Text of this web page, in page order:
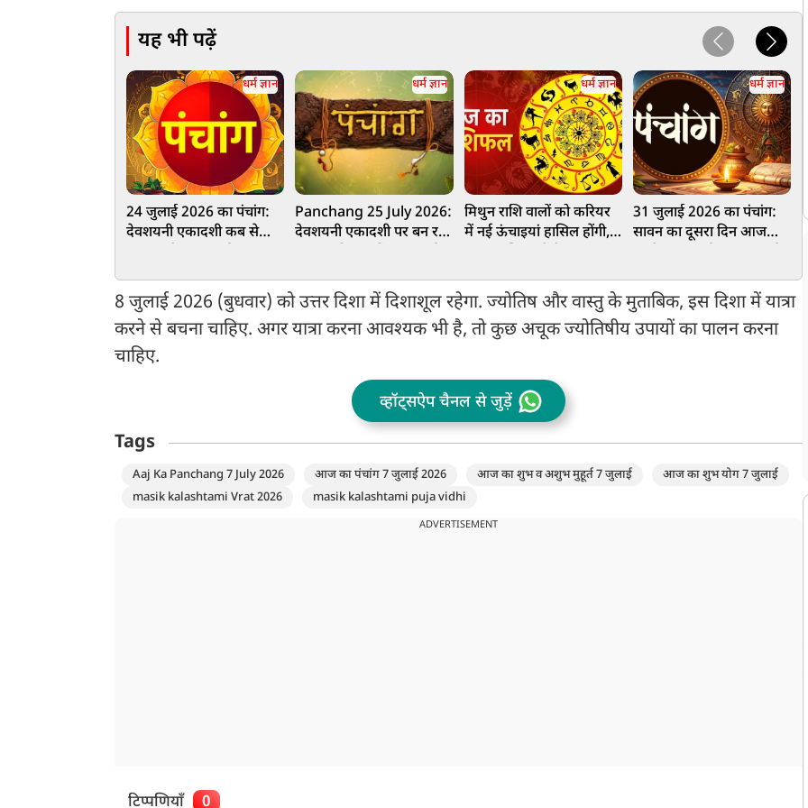
यह भी पढ़ें
धर्म ज्ञान
24 जुलाई 2026 का पंचांग:
देवशयनी एकादशी कब से
धर्म ज्ञान
Panchang 25 July 2026:
देवशयनी एकादशी पर बन रहा
धर्म ज्ञान
मिथुन राशि वालों को करियर
में नई ऊंचाइयां हासिल होंगी,
दिन कैसा रहेगा
धर्म ज्ञान
31 जुलाई 2026 का पंचांग:
सावन का दूसरा दिन आज
8 जुलाई 2026 (बुधवार) को उत्तर दिशा में दिशाशूल रहेगा. ज्योतिष और वास्तु के मुताबिक, इस दिशा में यात्रा
करने से बचना चाहिए. अगर यात्रा करना आवश्यक भी है, तो कुछ अचूक ज्योतिषीय उपायों का पालन करना
चाहिए.
व्हॉट्सऐप चैनल से जुड़ें
Tags
Aaj Ka Panchang 7 July 2026 आज का पंचांग 7 जुलाई 2026 आज का शुभ व अशुभ मुहूर्त 7 जुलाई
आज का शुभ योग 7 जुलाई
masik kalashtami Vrat 2026
masik kalashtami puja vidhi
ADVERTISEMENT
टिप्पणियाँ 0